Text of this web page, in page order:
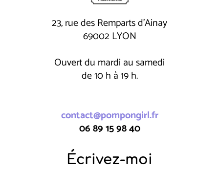
23, rue des Remparts d'Ainay
69002 LYON
Ouvert du mardi au samedi
de 10 h à 19 h.
contact@pompongirl.fr
06 89 15 98 40
Écrivez-moi